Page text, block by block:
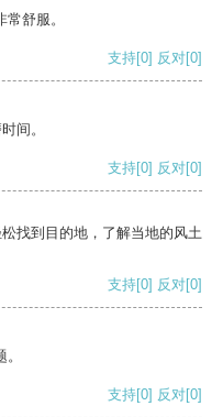
舒服。
支持[0] 反对[0]
间。
支持[0] 反对[0]
找到目的地，了解当地的风土
支持[0] 反对[0]
支持[0] 反对[0]